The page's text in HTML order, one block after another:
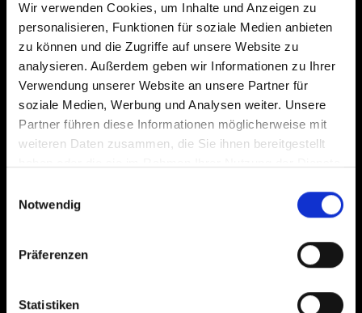
Wir verwenden Cookies, um Inhalte und Anzeigen zu
personalisieren, Funktionen für soziale Medien anbieten
zu können und die Zugriffe auf unsere Website zu
analysieren. Außerdem geben wir Informationen zu Ihrer
Verwendung unserer Website an unsere Partner für
soziale Medien, Werbung und Analysen weiter. Unsere
Partner führen diese Informationen möglicherweise mit
weiteren Daten zusammen, die Sie ihnen bereitgestellt
Notwendig
Präferenzen
Statistiken